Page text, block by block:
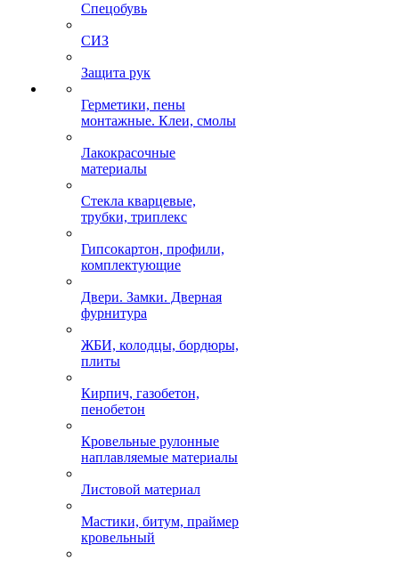
Спецобувь
СИЗ
Защита рук
Герметики, пены
монтажные. Клеи, смолы
Лакокрасочные
материалы
Стекла кварцевые,
трубки, триплекс
Гипсокартон, профили,
комплектующие
Двери. Замки. Дверная
фурнитура
ЖБИ, колодцы, бордюры,
плиты
Кирпич, газобетон,
пенобетон
Кровельные рулонные
наплавляемые материалы
Листовой материал
Мастики, битум, праймер
кровельный